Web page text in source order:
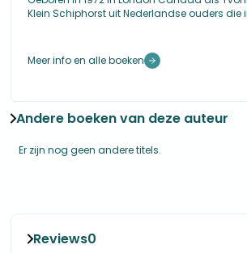
Klein Schiphorst uit Nederlandse ouders die
Meer info en alle boeken
Andere boeken van deze auteur
Er zijn nog geen andere titels.
Reviews0